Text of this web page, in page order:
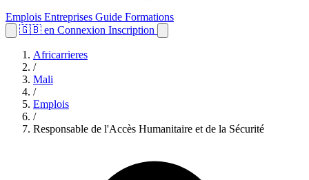
Emplois Entreprises Guide Formations
🇬🇧 en Connexion Inscription
Africarrieres
/
Mali
/
Emplois
/
Responsable de l'Accès Humanitaire et de la Sécurité